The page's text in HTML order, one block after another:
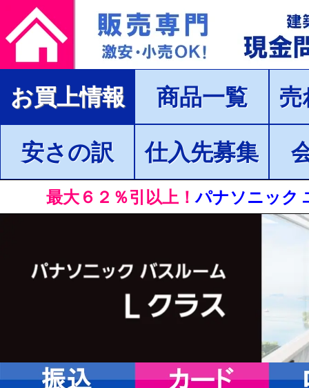
お買上情報 商品一覧 売
安さの訳 仕入先募集
最大６２％引以上！パナソニック